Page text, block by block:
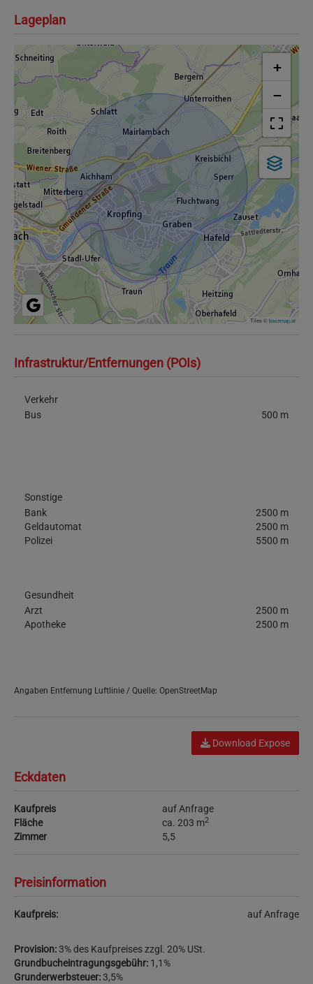
Lageplan
+
−
Tiles ©basemap.at
Infrastruktur/Entfernungen (POIs)
Verkehr
Bus
500 m
Sonstige
Bank
2500 m
Geldautomat
2500 m
Polizei
5500 m
Gesundheit
Arzt
2500 m
Apotheke
2500 m
Angaben Entfernung Luftlinie / Quelle: OpenStreetMap
Download Expose
Eckdaten
Kaufpreis
auf Anfrage
Fläche
ca. 203 m2
Zimmer 5,5
Preisinformation
Kaufpreis: auf Anfrage
Provision:3% des Kaufpreises zzgl. 20% USt.
Grundbucheintragungsgebühr: 1,1%
Grunderwerbsteuer:3,5%